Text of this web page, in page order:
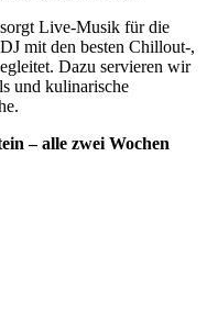
Live-Musik für die
mit den besten Chillout-,
Dazu servieren wir
und kulinarische
– alle zwei Wochen